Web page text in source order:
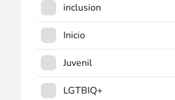
inclusion
Inicio
Juvenil
LGTBIQ+